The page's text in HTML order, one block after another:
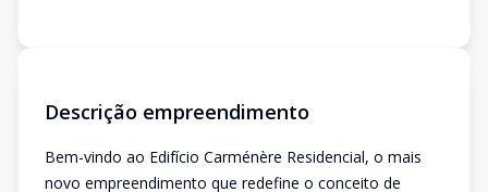
Descrição empreendimento
Bem-vindo ao Edifício Carménère Residencial, o mais
novo empreendimento que redefine o conceito de